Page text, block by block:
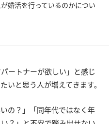
婚活を行っているのかについ
ートナーが欲しい」と感じ
いと思う人が増えてきます。
の？」「同年代ではなく年